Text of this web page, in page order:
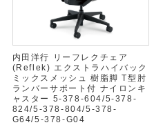
内田洋行 リーフレクチェア
(Reflek) エクストラハイバック
ミックスメッシュ 樹脂脚 T型肘
ランバーサポート付 ナイロンキ
ャスター 5-378-604/5-378-
824/5-378-804/5-378-
G64/5-378-G04